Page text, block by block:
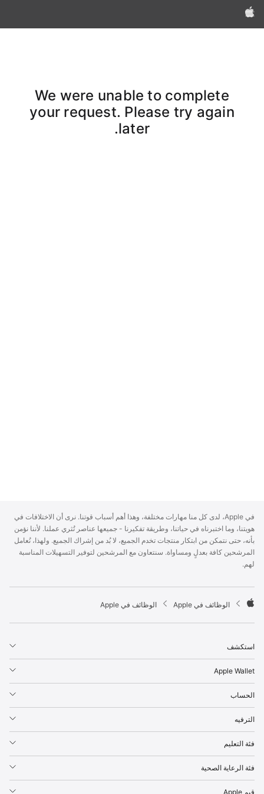
Apple‏
We were unable to complete
your request. Please try again
later.
p
p
l
e
F
o
t
r
في Apple، لدى كل منا مهارات مختلفة، وهذا أهم أسباب قوتنا. نرى أن الاختلافات في
هويتنا، وما اختبرناه في حياتنا، وطريقة تفكيرنا - جميعها عناصر تُثري عملنا. لأننا نؤمن
بأنه، حتى نتمكن من ابتكار منتجات تخدم الجميع، لا بُد من إشراك الجميع. ولهذا، نُعامل
المرشحين كافة بعدلٍ ومساواة. سنتعاون مع المرشحين لتوفير التسهيلات المناسبة
لهم.

p
l
e
الوظائف في Apple الوظائف في Apple
استكشف
Apple Wallet
الحساب
الترفيه
فئة التعليم
فئة الرعاية الصحية
قيم Apple